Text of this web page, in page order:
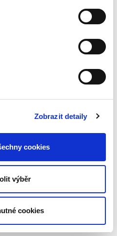
Zobrazit detaily
cookies
výběr
cookies
„Obchodní právo.
výkladu jsou zahrnuty i
Úvod do
evropského práva.
7. vydání